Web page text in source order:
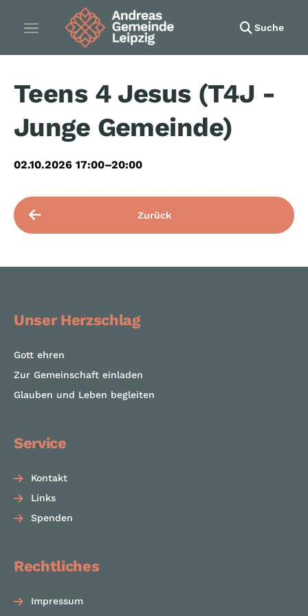
Suche
Teens 4 Jesus (T4J -
Junge Gemeinde)
02.10.2026 17:00–20:00
Zurück
Unser Herzschlag
Gott ehren
Zur Gemeinschaft einladen
Glauben und Leben begleiten
Service
Kontakt
Links
Spenden
Rechtliches
Impressum